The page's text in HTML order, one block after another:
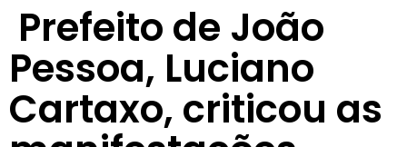
Prefeito de João
Pessoa, Luciano
Cartaxo, criticou as